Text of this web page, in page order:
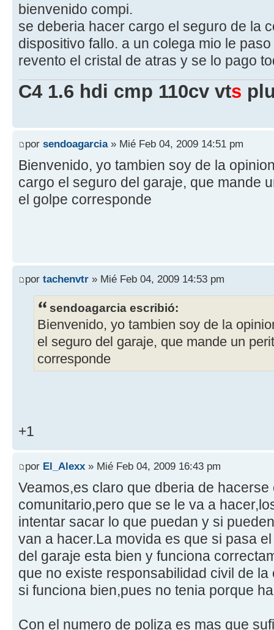
bienvenido compi.
se deberia hacer cargo el seguro de la
dispositivo fallo. a un colega mio le
revento el cristal de atras y se lo pago
C4 1.6 hdi cmp 110cv vts
por sendoagarcia» Mié Feb 04, 2009 14:51 pm
Bienvenido, yo tambien soy de la
cargo el seguro del garaje, que mande
el golpe corresponde
por tachenvtr » Mié Feb 04, 2009 14:53 pm
sendoagarcia escribió:
Bienvenido, yo tambien soy de la
el seguro del garaje, que mande un
corresponde
+1
por El_Alexx » Mié Feb 04, 2009 16:43 pm
Veamos,es claro que dberia de
comunitario,pero que se le va a
intentar sacar lo que puedan y si
van a hacer.La movida es que si pasa
del garaje esta bien y funciona
que no existe responsabilidad civil de
si funciona bien,pues no tenia porque
Con el numero de poliza es mas que